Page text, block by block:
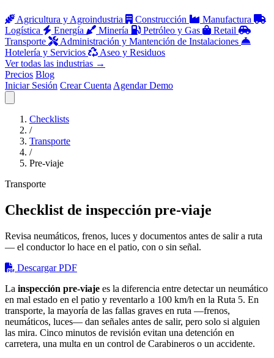
Agricultura y Agroindustria Construcción
Manufactura
Logística
Energía Minería Petróleo y Gas
Retail
Transporte
Administración y Mantención de Instalaciones
Hotelería y Servicios
Aseo y Residuos
Ver todas las industrias →
Precios Blog
Iniciar Sesión Crear Cuenta Agendar Demo
Checklists
/
Transporte
/
Pre-viaje
Transporte
Checklist de inspección pre-viaje
Revisa neumáticos, frenos, luces y documentos antes de salir a ruta
— el conductor lo hace en el patio, con o sin señal.
Descargar PDF
La inspección pre-viaje es la diferencia entre detectar un neumático
en mal estado en el patio y reventarlo a 100 km/h en la Ruta 5. En
transporte, la mayoría de las fallas graves en ruta —frenos,
neumáticos, luces— dan señales antes de salir, pero solo si alguien
las mira. Cinco minutos de revisión evitan una detención en
carretera, una multa en un control de Carabineros o un accidente.